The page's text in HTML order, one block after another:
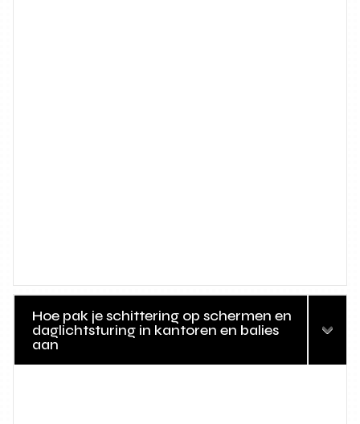
Hoe pak je schittering op schermen en
daglichtsturing in kantoren en balies
aan